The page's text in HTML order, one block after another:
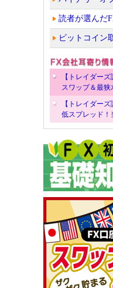
読者が選んだ
ビットコイン
【トレイダー
スワップ＆最狭
【トレイダー
低スプレッド！